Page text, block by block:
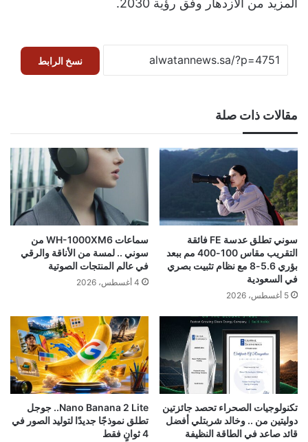
المزيد من الازدهار وفق رؤية 2030.
نسخ الرابط
مقالات ذات صلة
سوني تطلق عدسة FE فائقة
التقريب مقاس 100-400 مم ببعد
بؤري 5.6-8 مع نظام تثبيت بصري
في السعودية
5 أغسطس، 2026
سماعات WH-1000XM6 من
سوني .. لمسة من الأناقة والرقي
في عالم المنتجات الصوتية
4 أغسطس، 2026
تكنولوجيات الصحراء تحصد جائزتين
دوليتين من .. وخالد شربتلي أفضل
قائد صاعد في الطاقة النظيفة
Nano Banana 2 Lite.. جوجل
تطلق نموذجًا جديدًا لتوليد الصور في
4 ثوانٍ فقط